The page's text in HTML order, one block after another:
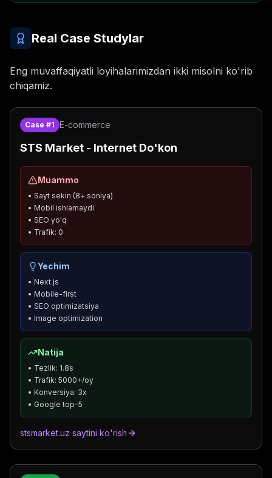
Real Case Studylar
Eng muvaffaqiyatli loyihalarimizdan ikki misolni ko'rib
chiqamiz.
Case #1 E-commerce
STS Market - Internet Do'kon
Muammo
• Sayt sekin (8+ soniya)
• Mobil ishlamaydi
• SEO yo'q
• Trafik: 0
Yechim
• Next.js
• Mobile-first
• SEO optimizatsiya
• Image optimization
Natija
• Tezlik: 1.8s
• Trafik: 5000+/oy
• Konversiya: 3x
• Google top-5
stsmarket.uz saytini ko'rish